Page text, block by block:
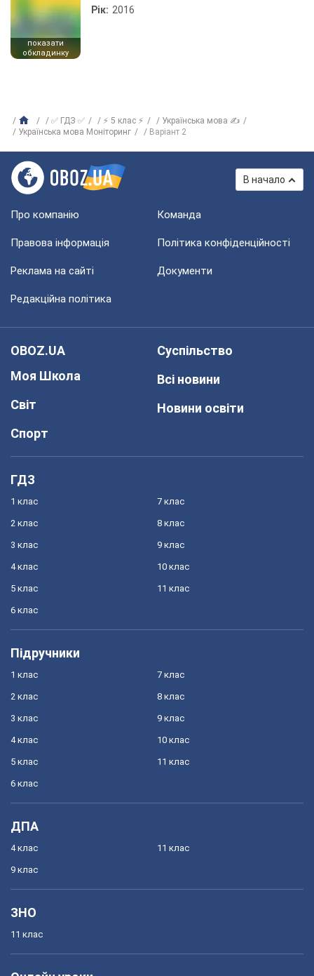
показати
обкладинку
Рік: 2016
✅ ГДЗ ✅ ⚡ 5 клас ⚡
Українська мова ✍
Українська мова Моніторинг
Варіант 2
В начало
Про компанію Команда
Правова інформація Політика конфіденційності
Реклама на сайті Документи
Редакційна політика
OBOZ.UA
Моя Школа
Світ
Спорт
Суспільство
Всі новини
Новини освіти
ГДЗ
1 клас
2 клас
3 клас
4 клас
5 клас
6 клас
7 клас
8 клас
9 клас
10 клас
11 клас
Підручники
1 клас
2 клас
3 клас
4 клас
5 клас
6 клас
7 клас
8 клас
9 клас
10 клас
11 клас
ДПА
4 клас
9 клас
11 клас
ЗНО
11 клас